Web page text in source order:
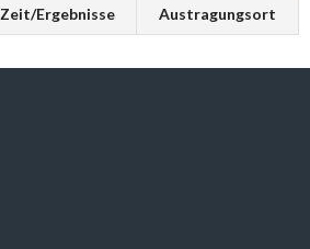
Zeit/Ergebnisse Austragungsort